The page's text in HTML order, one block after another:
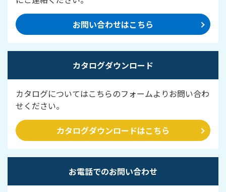
お問い合わせはこちら
カタログダウンロード
カタログについてはこちらのフォームよりお問い合わ
せください。
カタログダウンロードはこちら
お電話でのお問い合わせ